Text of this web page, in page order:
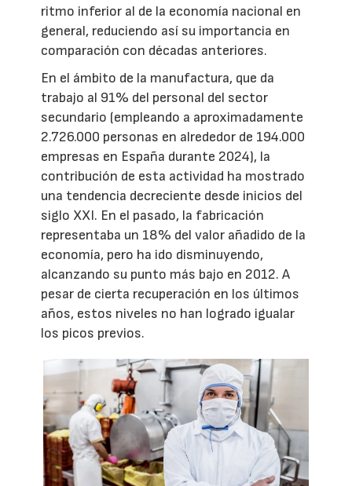
ritmo inferior al de la economía nacional en
general, reduciendo así su importancia en
comparación con décadas anteriores.
En el ámbito de la manufactura, que da
trabajo al 91% del personal del sector
secundario (empleando a aproximadamente
2.726.000 personas en alrededor de 194.000
empresas en España durante 2024), la
contribución de esta actividad ha mostrado
una tendencia decreciente desde inicios del
siglo XXI. En el pasado, la fabricación
representaba un 18% del valor añadido de la
economía, pero ha ido disminuyendo,
alcanzando su punto más bajo en 2012. A
pesar de cierta recuperación en los últimos
años, estos niveles no han logrado igualar
los picos previos.